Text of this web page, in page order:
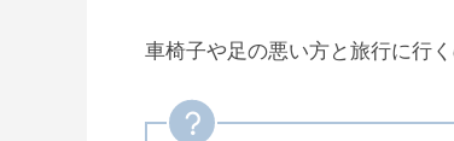
車椅子や足の悪い方と旅行に行